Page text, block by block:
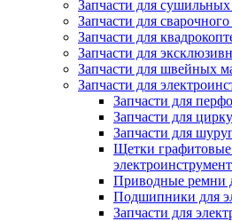
Запчасти для
Запчасти для
Запчасти для
Запчасти для
Запчасти для швейных
Запчасти для
Запчасти для
Запчасти для
Запчасти для
Щетки
Приводные ремни
Подшипники для
Запчасти для